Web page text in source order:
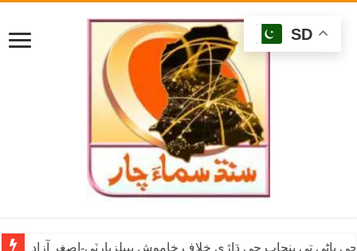
پاڻي تي پنجاب جي ڌاڙي خلاف خاموش پيپلزپارٽي-اصغر آزاد
SD